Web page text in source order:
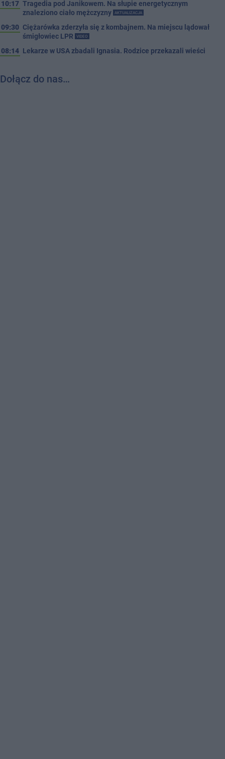
10:17 Tragedia pod Janikowem. Na słupie energetycznym
znaleziono ciało mężczyzny
AKTUALIZACJA
09:30 Ciężarówka zderzyła się z kombajnem. Na miejscu lądował
śmigłowiec LPR
VIDEO
08:14 Lekarze w USA zbadali Ignasia. Rodzice przekazali wieści
Dołącz do nas…